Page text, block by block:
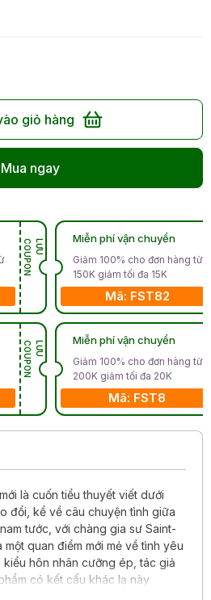
giỏ hàng
Mua ngay
L
Ư
U
C
O
U
P
O
N
L
Ư
U
C
O
U
P
O
N
Miễn phí vận chuyển
Giảm 100% cho đơn hàng từ
150K giảm tối đa 15K
Mã: FST82
Miễn phí vận chuyển
Giảm 100% cho đơn hàng từ
200K giảm tối đa 20K
Mã: FST8
là cuốn tiểu thuyết viết dưới
đổi, kể về câu chuyện tình giữa
tước, với chàng gia sư Saint-
quan điểm mới mẻ về tình yêu
hôn nhân cưỡng ép, tác giả
có kết cấu khác lạ này